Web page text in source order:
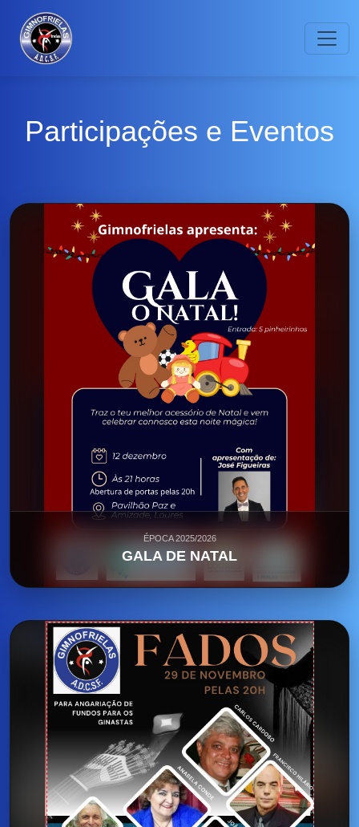
Participações e Eventos
ÉPOCA 2025/2026
GALA DE NATAL